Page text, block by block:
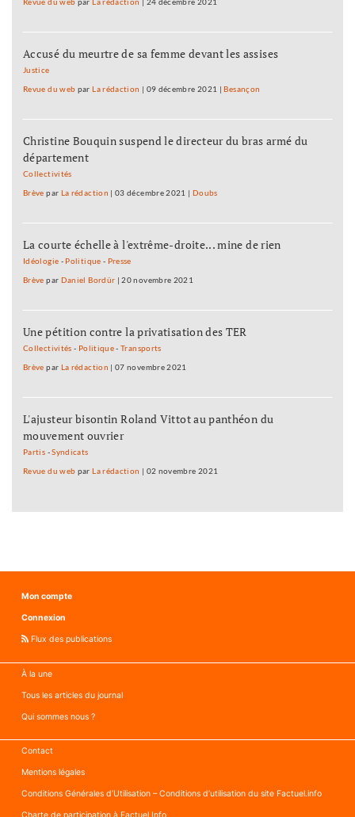
Revue du web parLa rédaction | 24 décembre 2021
Accusé du meurtre de sa femme devant les assises
Justice
Revue du web parLa rédaction | 09 décembre 2021 |Besançon
Christine Bouquin suspend le directeur du bras armé du
département
Collectivités
Brève par La rédaction |03 décembre 2021 | Doubs
La courte échelle à l'extrême-droite... mine de rien
Idéologie - Politique - Presse
Brève par Daniel Bordür |20 novembre 2021
Une pétition contre la privatisation des TER
Collectivités - Politique-Transports
Brève par La rédaction |07 novembre 2021
L'ajusteur bisontin Roland Vittot au panthéon du
mouvement ouvrier
Partis -Syndicats
Revue du web parLa rédaction | 02 novembre 2021
Mon compte
Connexion
Flux des publications
À la une
Tous les articles du journal
Qui sommes nous ?
Contact
Mentions légales
Conditions Générales d’Utilisation – Conditions d’utilisation du site Factuel.info